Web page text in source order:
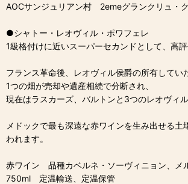
AOCサンジュリアン村 2emeグランクリュ・
●シャトー・レオヴィル・ポワフェレ
1級格付けに近いスーパーセカンドとして、高評
フランス革命後、レオヴィル侯爵の所有してい
1つの畑が売却や遺産相続で分断され、
現在はラスカーズ、バルトンと3つのレオヴィル
メドックで最も深遠な赤ワインを生み出せる土
われます。
赤ワイン 品種カベルネ・ソーヴィニョン、メ
750ml 定温輸送、定温保管